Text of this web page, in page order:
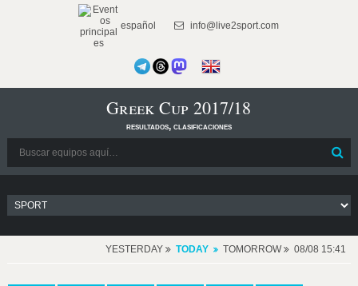
español info@live2sport.com
Greek Cup 2017/18
resultados, clasificaciones
YESTERDAY TODAY TOMORROW 08/08 15:41